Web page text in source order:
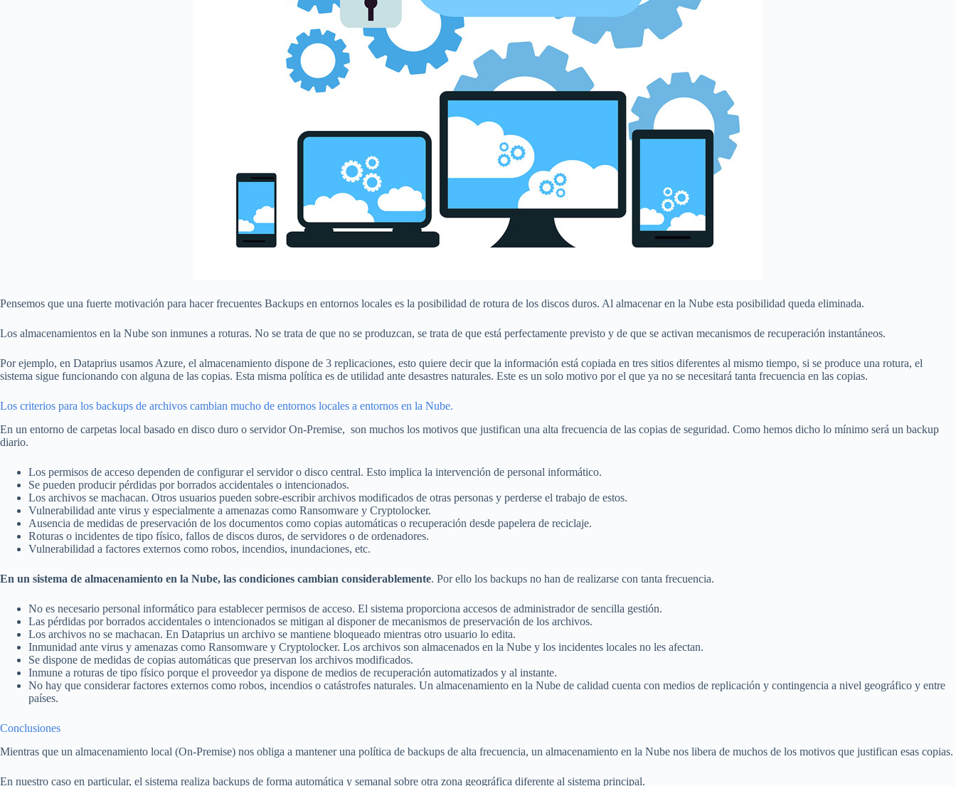
Pensemos que una fuerte motivación para hacer frecuentes Backups en entornos locales es la posibilidad de rotura de los discos duros. Al almacenar en la Nube esta posibilidad queda eliminada.
Los almacenamientos en la Nube son inmunes a roturas. No se trata de que no se produzcan, se trata de que está perfectamente previsto y de que se activan mecanismos de recuperación instantáneos.
Por ejemplo, en Dataprius usamos Azure, el almacenamiento dispone de 3 replicaciones, esto quiere decir que la información está copiada en tres sitios diferentes al mismo tiempo, si se produce una rotura, el
sistema sigue funcionando con alguna de las copias. Esta misma política es de utilidad ante desastres naturales. Este es un solo motivo por el que ya no se necesitará tanta frecuencia en las copias.
Los criterios para los backups de archivos cambian mucho de entornos locales a entornos en la Nube.
En un entorno de carpetas local basado en disco duro o servidor On-Premise, son muchos los motivos que justifican una alta frecuencia de las copias de seguridad. Como hemos dicho lo mínimo será un backup
diario.
Los permisos de acceso dependen de configurar el servidor o disco central. Esto implica la intervención de personal informático.
Se pueden producir pérdidas por borrados accidentales o intencionados.
Los archivos se machacan. Otros usuarios pueden sobre-escribir archivos modificados de otras personas y perderse el trabajo de estos.
Vulnerabilidad ante virus y especialmente a amenazas como Ransomware y Cryptolocker.
Ausencia de medidas de preservación de los documentos como copias automáticas o recuperación desde papelera de reciclaje.
Roturas o incidentes de tipo físico, fallos de discos duros, de servidores o de ordenadores.
Vulnerabilidad a factores externos como robos, incendios, inundaciones, etc.
En un sistema de almacenamiento en la Nube, las condiciones cambian considerablemente. Por ello los backups no han de realizarse con tanta frecuencia.
No es necesario personal informático para establecer permisos de acceso. El sistema proporciona accesos de administrador de sencilla gestión.
Las pérdidas por borrados accidentales o intencionados se mitigan al disponer de mecanismos de preservación de los archivos.
Los archivos no se machacan. En Dataprius un archivo se mantiene bloqueado mientras otro usuario lo edita.
Inmunidad ante virus y amenazas como Ransomware y Cryptolocker. Los archivos son almacenados en la Nube y los incidentes locales no les afectan.
Se dispone de medidas de copias automáticas que preservan los archivos modificados.
Inmune a roturas de tipo físico porque el proveedor ya dispone de medios de recuperación automatizados y al instante.
No hay que considerar factores externos como robos, incendios o catástrofes naturales. Un almacenamiento en la Nube de calidad cuenta con medios de replicación y contingencia a nivel geográfico y entre
países.
Conclusiones
Mientras que un almacenamiento local (On-Premise) nos obliga a mantener una política de backups de alta frecuencia, un almacenamiento en la Nube nos libera de muchos de los motivos que justifican esas copias.
En nuestro caso en particular, el sistema realiza backups de forma automática y semanal sobre otra zona geográfica diferente al sistema principal.